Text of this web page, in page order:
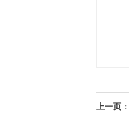
上一页：